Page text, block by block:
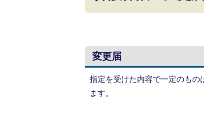
変更届
指定を受けた内容で一定のもの
ます。